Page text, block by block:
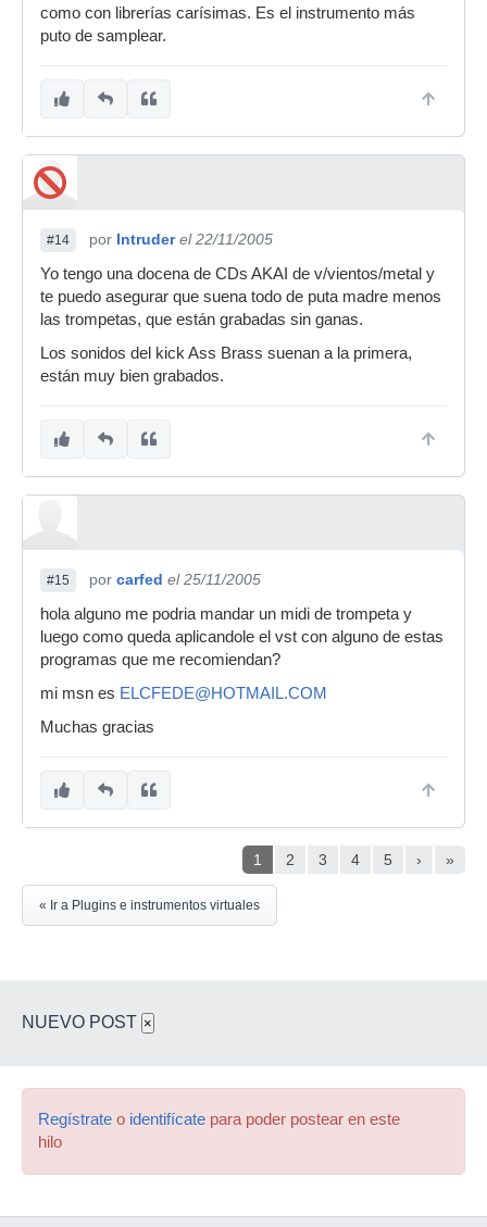
como con librerías carísimas. Es el instrumento más
puto de samplear.
#14 por Intruder el 22/11/2005
Yo tengo una docena de CDs AKAI de v/vientos/metal y
te puedo asegurar que suena todo de puta madre menos
las trompetas, que están grabadas sin ganas.
Los sonidos del kick Ass Brass suenan a la primera,
están muy bien grabados.
#15 por carfed el 25/11/2005
hola alguno me podria mandar un midi de trompeta y
luego como queda aplicandole el vst con alguno de estas
programas que me recomiendan?
mi msn es ELCFEDE@HOTMAIL.COM
Muchas gracias
1 2 3 4 5 › »
« Ir a Plugins e instrumentos virtuales
NUEVO POST ×
Regístrate o identifícate para poder postear en este
hilo